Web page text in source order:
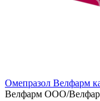
Омепразол Велфарм
Велфарм ООО/